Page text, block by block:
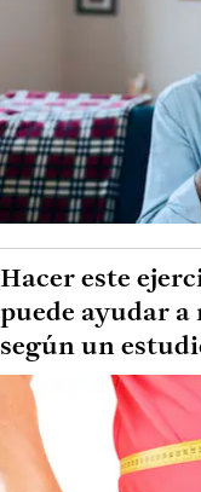
Hacer este
puede ayudar
según un